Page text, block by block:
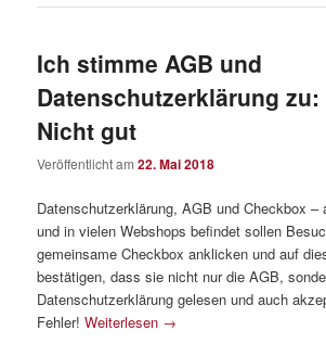
Ich stimme AGB und
Datenschutzerklärung zu:
Nicht gut
Veröffentlicht am22. Mai 2018
Datenschutzerklärung, AGB und Checkbox –
und in vielen Webshops befindet sollen
gemeinsame Checkbox anklicken und auf
bestätigen, dass sie nicht nur die AGB,
Datenschutzerklärung gelesen und auch
Fehler!Weiterlesen →